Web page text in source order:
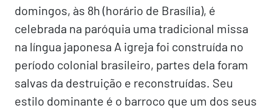
domingos, às 8h (horário de Brasília), é
celebrada na paróquia uma tradicional missa
na língua japonesa A igreja foi construída no
período colonial brasileiro, partes dela foram
salvas da destruição e reconstruídas. Seu
estilo dominante é o barroco que um dos seus